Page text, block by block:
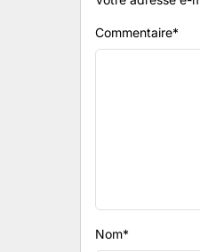
Commentaire*
Nom*